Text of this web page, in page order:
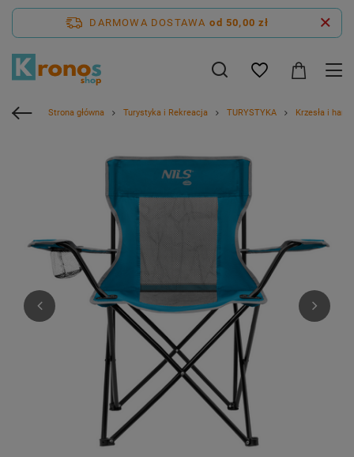
DARMOWA DOSTAWA od 50,00 zł
Strona główna Turystyka i Rekreacja TURYSTYKA Krzesła i